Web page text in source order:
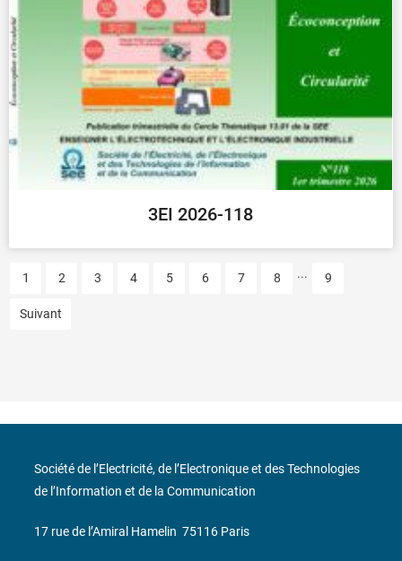
3EI 2026-118
1 2 3 4 5 6 7 8 ... 9
Suivant
Société de l’Electricité, de l’Electronique et des Technologies
de l’Information et de la Communication
17 rue de l’Amiral Hamelin 75116 Paris